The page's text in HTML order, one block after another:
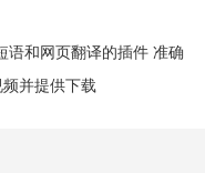
语和网页翻译的插件 准确
并提供下载